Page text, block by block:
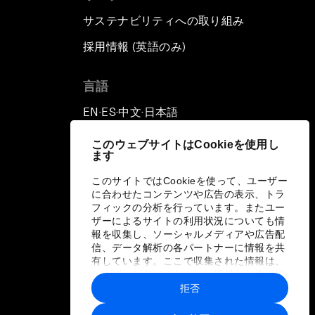
このウェブサイトはCookieを使用し
ます
このサイトではCookieを使って、ユーザー
に合わせたコンテンツや広告の表示、トラ
フィックの分析を行っています。またユー
ザーによるサイトの利用状況についても情
報を収集し、ソーシャルメディアや広告配
信、データ解析の各パートナーに情報を共
有しています。ここで収集された情報は、
ユーザーが各パートナーに提供した他の情
報や各パートナーのサービスを使用した際
に収集された情報と組み合わされ、各パー
拒否
サステナビリティへの取り組み
採用情報 (英語のみ)
言語
EN ▪ ES▪中文▪ 日本語